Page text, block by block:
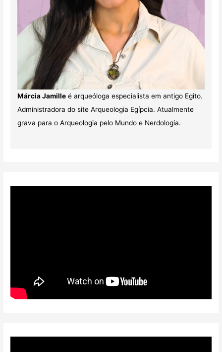
Márcia Jamilleé arqueóloga especialista em antigo Egito.
Administradora do site Arqueologia Egípcia. Atualmente
grava para o Arqueologia pelo Mundo e Nerdologia.